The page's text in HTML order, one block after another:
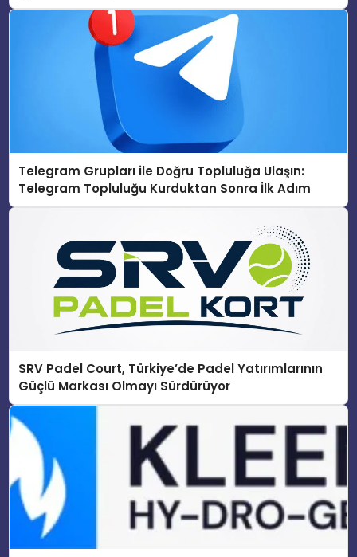
Telegram Grupları ile Doğru Topluluğa Ulaşın:
Telegram Topluluğu Kurduktan Sonra İlk Adım
SRV Padel Court, Türkiye’de Padel Yatırımlarının
Güçlü Markası Olmayı Sürdürüyor